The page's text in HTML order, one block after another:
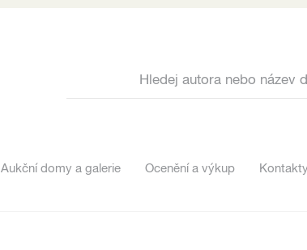
Aukční domy a galerie Ocenění a výkup Kontakty